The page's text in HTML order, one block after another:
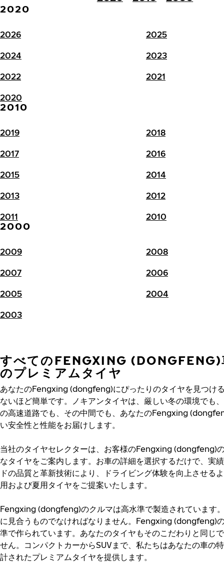
2020
2026 2025
2024 2023
2022 2021
2020
2010
2019 2018
2017 2016
2015 2014
2013 2012
2011 2010
2000
2009 2008
2007 2006
2005 2004
2003
すべてのFENGXING (DONGFENG)
のプレミアムタイヤ
あなたのFengxing (dongfeng)にぴったりのタイヤを見つけ
ないほど簡単です。ノキアンタイヤは、厳しい冬の環境でも
の高速道路でも、その中間でも、あなたのFengxing
い安全性と性能をお届けします。
当社のタイヤセレクターは、お客様のFengxing (dongfeng)
なタイヤをご案内します。お車の詳細を選択するだけで、実
ドの品質と革新技術により、ドライビング体験を向上させる
用および夏用タイヤをご提案いたします。
Fengxing (dongfeng)のクルマは高水準で製造されています
に見合うものでなければなりません。Fengxing (dongfeng)
準で作られています。あなたのタイヤもそのこだわりと同じ
せん。コンパクトカーからSUVまで、私たちはあなたの車の
計されたプレミアムタイヤを提供します。